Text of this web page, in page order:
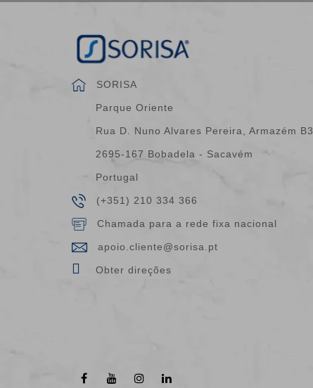
SORISA
Parque Oriente
Rua D. Nuno Alvares Pereira, Armazém B3
2695-167 Bobadela - Sacavém
Portugal
(+351) 210 334 366
Chamada para a rede fixa nacional
apoio.cliente@sorisa.pt
Obter direções